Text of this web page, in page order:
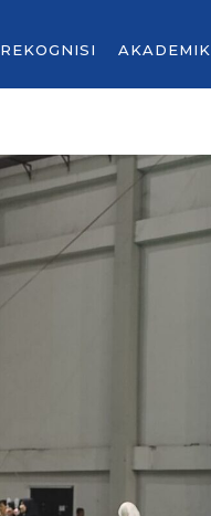
REKOGNISI AKADEMIK